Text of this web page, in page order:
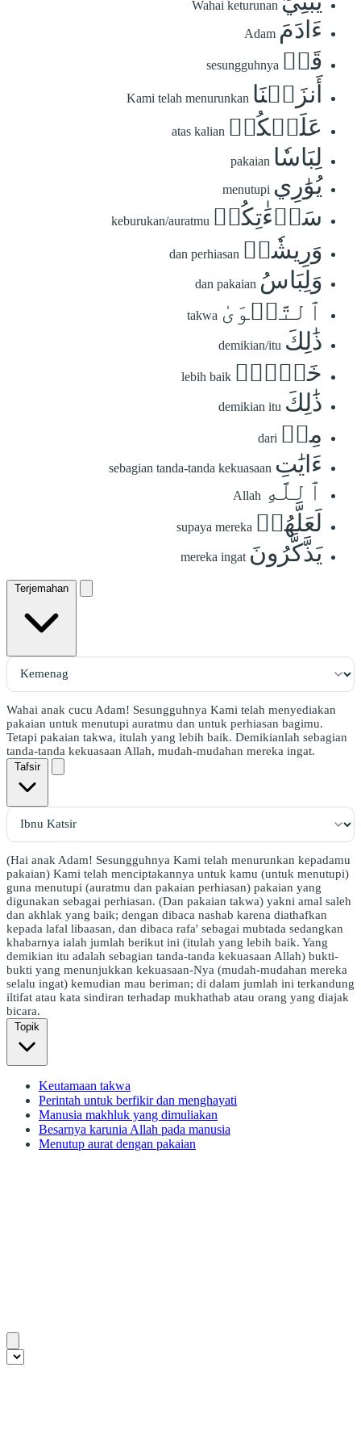
Wahai keturunan
ءَادَمَ Adam
قَدۡ sesungguhnya
أَنزَلۡنَا Kami telah menurunkan
عَلَيۡكُمۡ atas kalian
لِبَاسٗا pakaian
يُوَٰرِي menutupi
سَوۡءَٰتِكُمۡ keburukan/auratmu
وَرِيشٗاۖ dan perhiasan
وَلِبَاسُ dan pakaian
ٱلتَّقۡوَىٰ takwa
ذَٰلِكَ demikian/itu
خَيۡرٞۚ lebih baik
ذَٰلِكَ demikian itu
مِنۡ dari
ءَايَٰتِ sebagian tanda-tanda kekuasaan
ٱللَّهِ Allah
لَعَلَّهُمۡ supaya mereka
يَذَّكَّرُونَ mereka ingat
Terjemahan
Wahai anak cucu Adam! Sesungguhnya Kami telah menyediakan
pakaian untuk menutupi auratmu dan untuk perhiasan bagimu.
Tetapi pakaian takwa, itulah yang lebih baik. Demikianlah sebagian
tanda-tanda kekuasaan Allah, mudah-mudahan mereka ingat.
Tafsir
(Hai anak Adam! Sesungguhnya Kami telah menurunkan kepadamu
pakaian) Kami telah menciptakannya untuk kamu (untuk menutupi)
guna menutupi (auratmu dan pakaian perhiasan) pakaian yang
digunakan sebagai perhiasan. (Dan pakaian takwa) yakni amal saleh
dan akhlak yang baik; dengan dibaca nashab karena diathafkan
kepada lafal libaasan, dan dibaca rafa' sebagai mubtada sedangkan
khabarnya ialah jumlah berikut ini (itulah yang lebih baik. Yang
demikian itu adalah sebagian tanda-tanda kekuasaan Allah) bukti-
bukti yang menunjukkan kekuasaan-Nya (mudah-mudahan mereka
selalu ingat) kemudian mau beriman; di dalam jumlah ini terkandung
iltifat atau kata sindiran terhadap mukhathab atau orang yang diajak
bicara.
Topik
Keutamaan takwa
Perintah untuk berfikir dan menghayati
Manusia makhluk yang dimuliakan
Besarnya karunia Allah pada manusia
Menutup aurat dengan pakaian